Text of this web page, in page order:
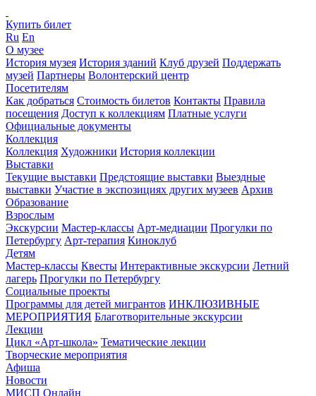
Купить билет
Ru En
О музее
История музея История зданий Клуб друзей Поддержать
музей Партнеры Волонтерский центр
Посетителям
Как добраться Стоимость билетов Контакты Правила
посещения Доступ к коллекциям Платные услуги
Официальные документы
Коллекция
Коллекция Художники История коллекции
Выставки
Текущие выставки Предстоящие выставки Выездные
выставки Участие в экспозициях других музеев Архив
Образование
Взрослым
Экскурсии Мастер-классы Арт-медиации Прогулки по
Петербургу Арт-терапия Киноклуб
Детям
Мастер-классы Квесты Интерактивные экскурсии Летний
лагерь Прогулки по Петербургу
Социальные проекты
Программы для детей мигрантов ИНКЛЮЗИВНЫЕ
МЕРОПРИЯТИЯ Благотворительные экскурсии
Лекции
Цикл «Арт-школа» Тематические лекции
Творческие мероприятия
Афиша
Новости
МИСП Онлайн